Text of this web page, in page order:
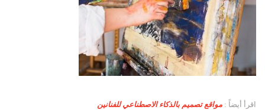
اقرأ أيضاً : مواقع تصميم بالذكاء الاصطناعي للفنانين